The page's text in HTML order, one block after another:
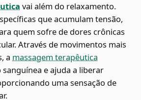
vai além do relaxamento.
que acumulam tensão,
quem sofre de dores crônicas
Através de movimentos mais
a massagem terapêutica
e ajuda a liberar
uma sensação de